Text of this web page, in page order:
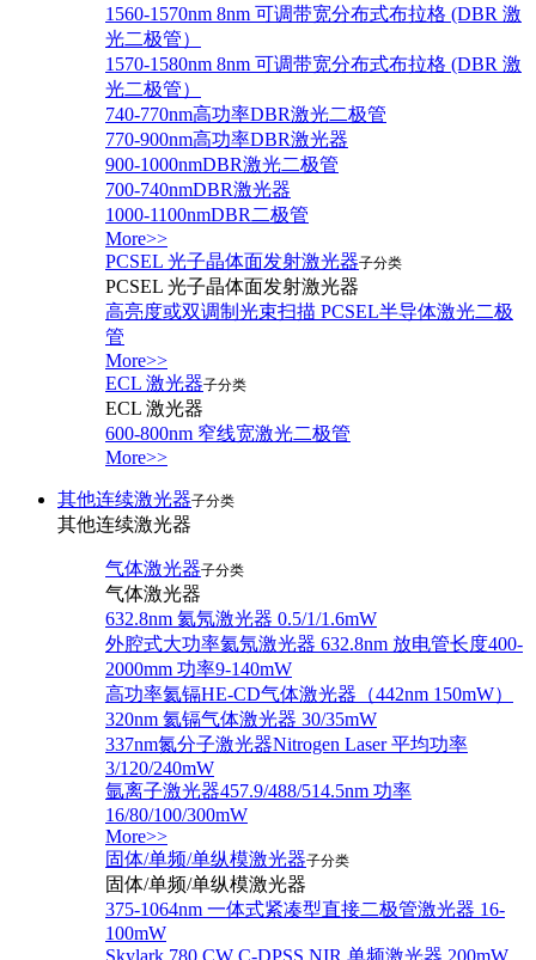
1560-1570nm 8nm 可调带宽分布式布拉格 (DBR 激
光二极管）
1570-1580nm 8nm 可调带宽分布式布拉格 (DBR 激
光二极管）
740-770nm高功率DBR激光二极管
770-900nm高功率DBR激光器
900-1000nmDBR激光二极管
700-740nmDBR激光器
1000-1100nmDBR二极管
More>>
PCSEL 光子晶体面发射激光器子分类
PCSEL 光子晶体面发射激光器
高亮度或双调制光束扫描 PCSEL半导体激光二极
管
More>>
ECL 激光器子分类
ECL 激光器
600-800nm 窄线宽激光二极管
More>>
其他连续激光器子分类
其他连续激光器
气体激光器子分类
气体激光器
632.8nm 氦氖激光器 0.5/1/1.6mW
外腔式大功率氦氖激光器 632.8nm 放电管长度400-
2000mm 功率9-140mW
高功率氦镉HE-CD气体激光器（442nm 150mW）
320nm 氦镉气体激光器 30/35mW
337nm氮分子激光器Nitrogen Laser 平均功率
3/120/240mW
氩离子激光器457.9/488/514.5nm 功率
16/80/100/300mW
More>>
固体/单频/单纵模激光器子分类
固体/单频/单纵模激光器
375-1064nm 一体式紧凑型直接二极管激光器 16-
100mW
Skylark 780 CW C-DPSS NIR 单频激光器 200mW